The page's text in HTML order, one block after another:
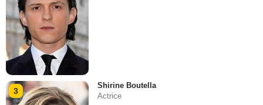
3
Shirine Boutella
Actrice